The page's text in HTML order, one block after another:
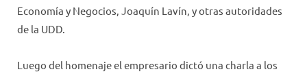
Economía y Negocios, Joaquín Lavín, y otras autoridades
de la UDD.
Luego del homenaje el empresario dictó una charla a los